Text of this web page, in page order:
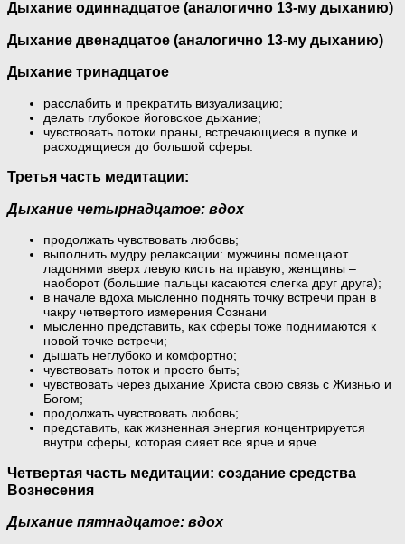
Дыхание одиннадцатое (аналогично 13-му дыханию)
Дыхание двенадцатое (аналогично 13-му дыханию)
Дыхание тринадцатое
расслабить и прекратить визуализацию;
делать глубокое йоговское дыхание;
чувствовать потоки праны, встречающиеся в пупке и
расходящиеся до большой сферы.
Третья часть медитации:
Дыхание четырнадцатое: вдох
продолжать чувствовать любовь;
выполнить мудру релаксации: мужчины помещают
ладонями вверх левую кисть на правую, женщины –
наоборот (большие пальцы касаются слегка друг друга);
в начале вдоха мысленно поднять точку встречи пран в
чакру четвертого измерения Сознани
мысленно представить, как сферы тоже поднимаются к
новой точке встречи;
дышать неглубоко и комфортно;
чувствовать поток и просто быть;
чувствовать через дыхание Христа свою связь с Жизнью и
Богом;
продолжать чувствовать любовь;
представить, как жизненная энергия концентрируется
внутри сферы, которая сияет все ярче и ярче.
Четвертая часть медитации: создание средства
Вознесения
Дыхание пятнадцатое: вдох